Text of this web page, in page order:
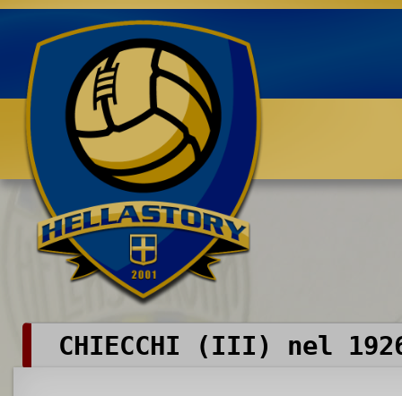
Benvenuti su HELLASTORY.net
CHIECCHI (III) nel